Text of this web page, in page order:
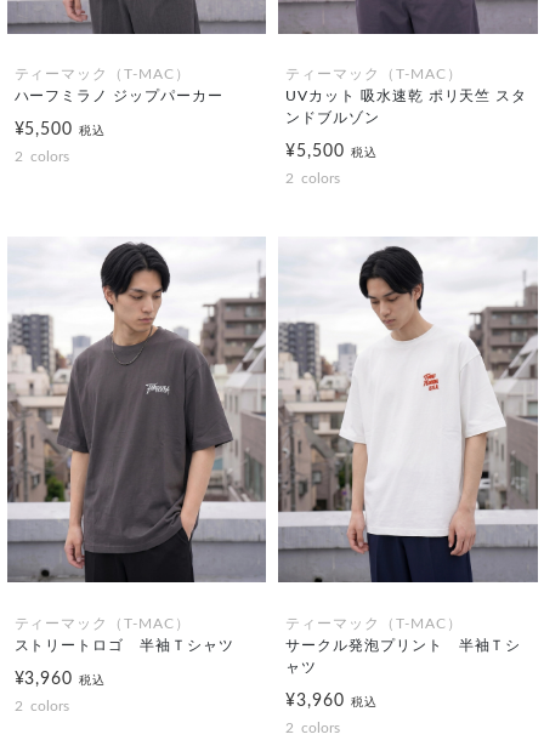
ティーマック（T-MAC）
ハーフミラノ ジップパーカー
¥5,500税込
2 colors
ティーマック（T-MAC）
UVカット 吸水速乾 ポリ天竺 スタ
ンドブルゾン
¥5,500 税込
2 colors
ティーマック（T-MAC）
ストリートロゴ 半袖Ｔシャツ
¥3,960税込
2 colors
ティーマック（T-MAC）
サークル発泡プリント 半袖Ｔシ
ャツ
¥3,960 税込
2 colors